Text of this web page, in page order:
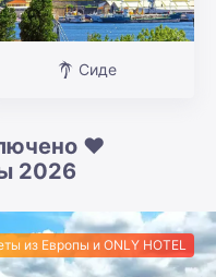
Сиде
❤️
2026
из Европы и ONLY HOTEL